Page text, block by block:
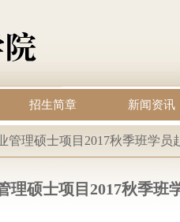
招生简章 新闻资讯
管理硕士项目2017秋季班学员
理硕士项目2017秋季班